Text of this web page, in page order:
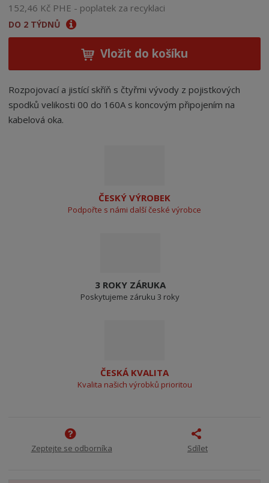
152,46 Kč PHE - poplatek za recyklaci
DO 2 TÝDNŮ
Vložit do košíku
Rozpojovací a jistící skříň s čtyřmi vývody z pojistkových
spodků velikosti 00 do 160A s koncovým připojením na
kabelová oka.
ČESKÝ VÝROBEK
Podpořte s námi další české výrobce
3 ROKY ZÁRUKA
Poskytujeme záruku 3 roky
ČESKÁ KVALITA
Kvalita našich výrobků prioritou
Zeptejte se odborníka Sdílet